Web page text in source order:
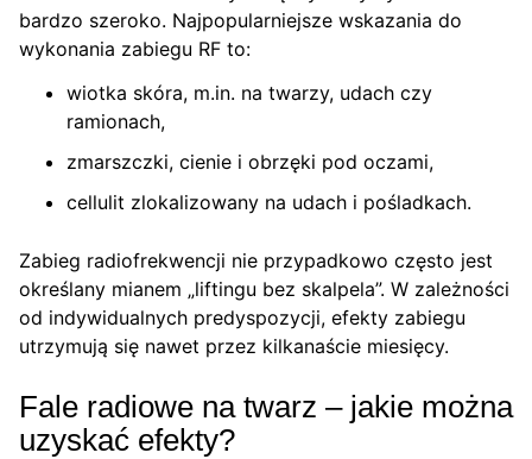
bardzo szeroko. Najpopularniejsze wskazania do
wykonania zabiegu RF to:
wiotka skóra, m.in. na twarzy, udach czy
ramionach,
zmarszczki, cienie i obrzęki pod oczami,
cellulit zlokalizowany na udach i pośladkach.
Zabieg radiofrekwencji nie przypadkowo często jest
określany mianem „liftingu bez skalpela”. W zależności
od indywidualnych predyspozycji, efekty zabiegu
utrzymują się nawet przez kilkanaście miesięcy.
Fale radiowe na twarz – jakie można
uzyskać efekty?